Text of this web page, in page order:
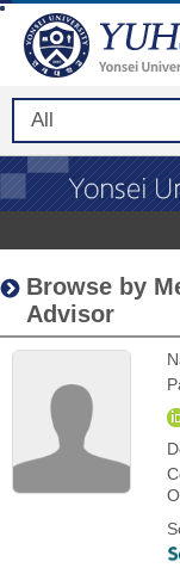
Browse by
Advisor